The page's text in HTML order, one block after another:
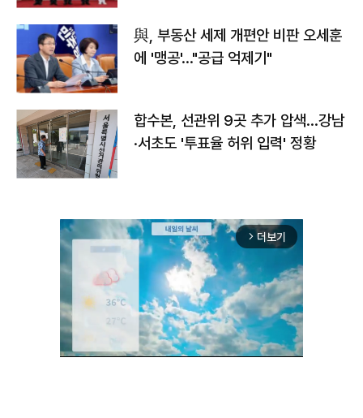
與, 부동산 세제 개편안 비판 오세훈
에 '맹공'…"공급 억제기"
합수본, 선관위 9곳 추가 압색…강남
·서초도 '투표율 허위 입력' 정황
arrow_forward_ios 더보기